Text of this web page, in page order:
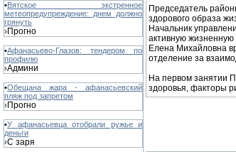
•Вятское экстренное
метеопредупреждение: днем должно
грянуть
›Прогно
•Афанасьево-Глазов: тендером по
профилю
›Админи
•Обещана жара - афанасьевский
пляж под запретом
›Прогно
•У афанасьевца отобрали ружье и
деньги
›С заря
Председатель
здорового образа
Начальник
активную
Елена Михайловна
отделение за
На первом занятии
здоровья, факторы